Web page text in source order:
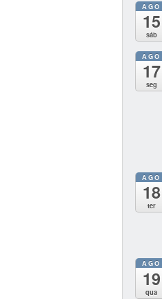
AGO
15
sáb
AGO
17
seg
AGO
18
ter
AGO
19
qua